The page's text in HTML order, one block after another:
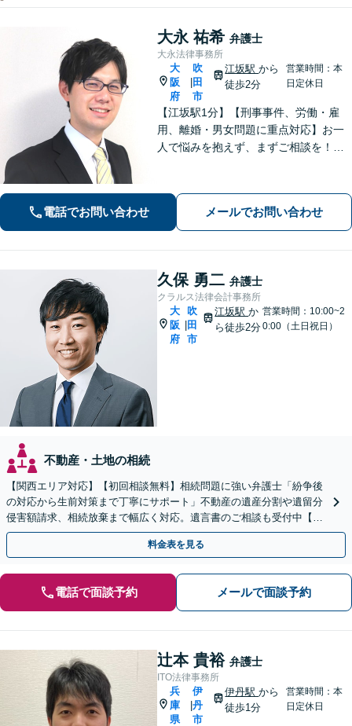
大永 祐希 弁護士
大永法律事務所
大
阪
府
吹
田
市
江坂駅から
徒歩2分
営業時間：本
日定休日
【江坂駅1分】【刑事事件、労働・雇
用、離婚・男女問題に重点対応】お一
人で悩みを抱えず、まずご相談を！き
します。当日・夜間・電話相談可能で
す。【法テラス利用可】【WEB面談
可】
電話でお問い合わせ メールでお問い合わせ
久保 勇二 弁護士
クラルス法律会計事務所
大
阪
府
吹
田
市
江坂駅か
ら徒歩2分
営業時間：10:00~2
0:00（土日祝日）
不動産・土地の相続
【関西エリア対応】【初回相談無料】相続問題に強い弁護士「紛争後
の対応から生前対策まで丁寧にサポート」不動産の遺産分割や遺留分
侵害額請求、相続放棄まで幅広く対応。遺言書のご相談も受付中【夜
間・休日面談可】【WEB面談】【完全個室】
料金表を見る
電話で面談予約 メールで面談予約
辻本 貴裕 弁護士
ITO法律事務所
兵
庫
県
伊
丹
市
伊丹駅から
徒歩1分
営業時間：本
日定休日